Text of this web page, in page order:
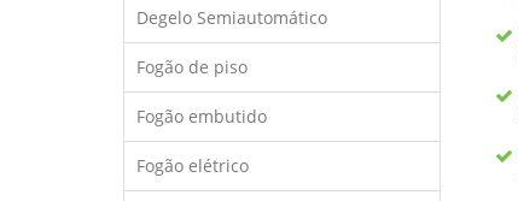
Degelo Semiautomático
Fogão de piso
Fogão embutido
Fogão elétrico